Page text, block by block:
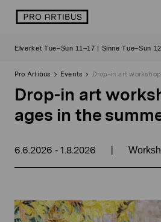
logo
Elverket Tue–Sun 11–17 | Sinne Tue–Sun
Pro Artibus Events Drop-in art
Drop-in art
ages in the
6.6.2026 - 1.8.2026 |